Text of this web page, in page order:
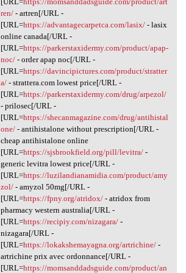
ren/- artren[/URL -
[URL=https://advantagecarpetca.com/lasix/- lasix
online canada[/URL -
[URL=https://parkerstaxidermy.com/product/apap-
noc/- order apap noc[/URL -
[URL=https://davincipictures.com/product/stratter
a/- strattera.com lowest price[/URL -
[URL=https://parkerstaxidermy.com/drug/arpezol/
- prilosec[/URL -
[URL=https://shecanmagazine.com/drug/antihistal
one/- antihistalone without prescription[/URL -
cheap antihistalone online
[URL=https://sjsbrookfield.org/pill/levitra/-
generic levitra lowest price[/URL -
[URL=https://luzilandianamidia.com/product/amy
zol/- amyzol 50mg[/URL -
[URL=https://fpny.org/atridox/- atridox from
pharmacy western australia[/URL -
[URL=https://recipiy.com/nizagara/-
nizagara[/URL -
[URL=https://lokakshemayagna.org/artrichine/-
artrichine prix avec ordonnance[/URL -
[URL=https://momsanddadsguide.com/product/an